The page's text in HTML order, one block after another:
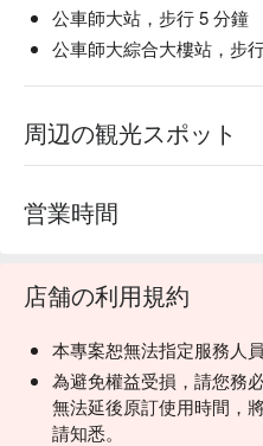
公車師大站，步行 5 分鐘
公車師大綜合大樓站，步
周辺の観光スポット
営業時間
店舗の利用規約
本專案恕無法指定服務人員
為避免權益受損，請您務
無法延後原訂使用時間，
請知悉。